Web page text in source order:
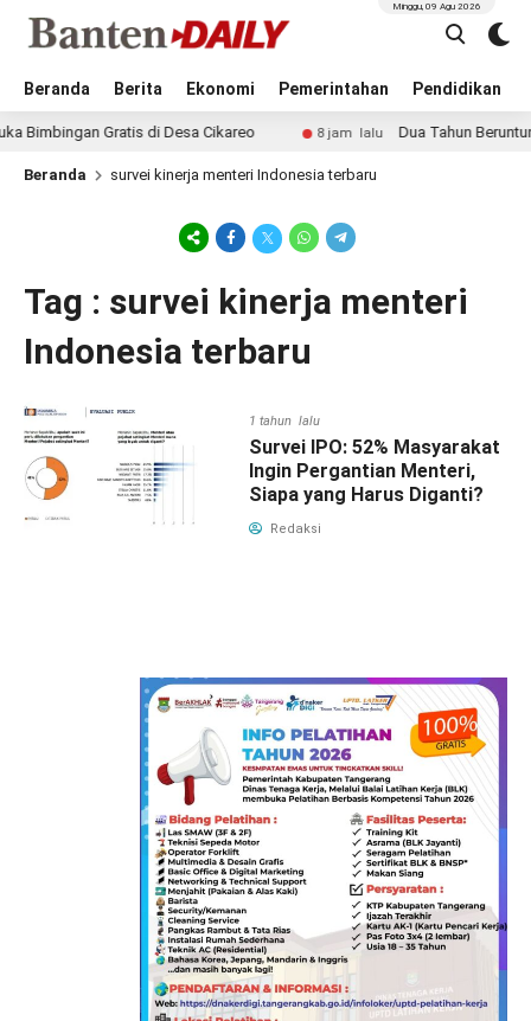
Beranda Berita Ekonomi Pemerintahan Pendidikan
Minggu, 09 Agu 2026
Gratis di Desa Cikareo 8 jam lalu Dua Tahun Beruntun,
Beranda survei kinerja menteri Indonesia terbaru
Tag : survei kinerja menteri
Indonesia terbaru
1 tahun lalu
Survei IPO: 52% Masyarakat
Ingin Pergantian Menteri,
Siapa yang Harus Diganti?
Redaksi